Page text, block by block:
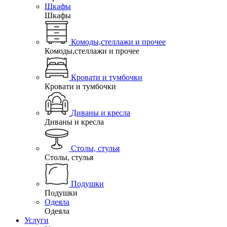
Шкафы
Шкафы
Комоды,стеллажи и прочее
Комоды,стеллажи и прочее
Кровати и тумбочки
Кровати и тумбочки
Диваны и кресла
Диваны и кресла
Столы, стулья
Столы, стулья
Подушки
Подушки
Одеяла
Одеяла
Услуги